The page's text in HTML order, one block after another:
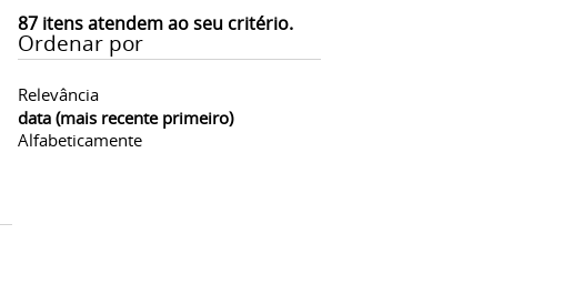
87itens atendem ao seu critério.
Ordenar por
Relevância
data (mais recente primeiro)
Alfabeticamente